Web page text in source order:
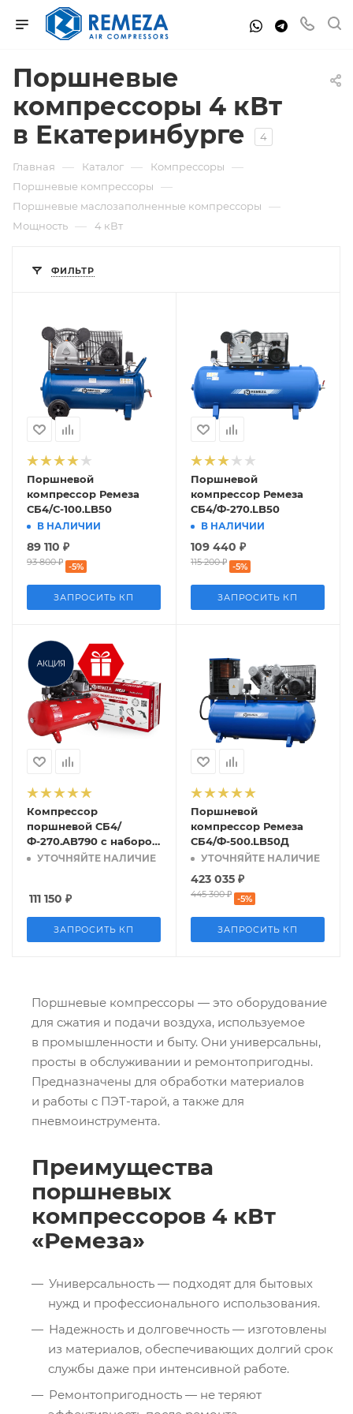
Поршневые
компрессоры 4 кВт
в Екатеринбурге
4
Главная — Каталог — Компрессоры —
Поршневые компрессоры —
Поршневые маслозаполненные компрессоры —
Мощность — 4 кВт
ФИЛЬТР
Поршневой
компрессор Ремеза
СБ4/С-100.LB50
В НАЛИЧИИ
89 110 ₽
93 800₽ -5%
ЗАПРОСИТЬ КП
Поршневой
компрессор Ремеза
СБ4/Ф-270.LB50
В НАЛИЧИИ
109 440 ₽
115 200₽ -5%
ЗАПРОСИТЬ КП
Компрессор
поршневой СБ4/
Ф-270.AB790 с набором
пневмоинструмента
УТОЧНЯЙТЕ НАЛИЧИЕ
111 150 ₽
ЗАПРОСИТЬ КП
Поршневой
компрессор Ремеза
СБ4/Ф-500.LB50Д
УТОЧНЯЙТЕ НАЛИЧИЕ
423 035 ₽
445 300₽ -5%
ЗАПРОСИТЬ КП
Поршневые компрессоры — это оборудование
для сжатия и подачи воздуха, используемое
в промышленности и быту. Они универсальны,
просты в обслуживании и ремонтопригодны.
Предназначены для обработки материалов
и работы с ПЭТ-тарой, а также для
пневмоинструмента.
Преимущества
поршневых
компрессоров 4 кВт
«Ремеза»
Универсальность — подходят для бытовых
нужд и профессионального использования.
Надежность и долговечность — изготовлены
из материалов, обеспечивающих долгий срок
службы даже при интенсивной работе.
Ремонтопригодность — не теряют